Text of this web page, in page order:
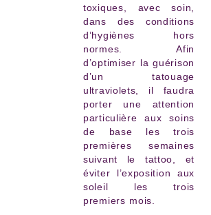
toxiques, avec soin,
dans des conditions
d’hygiènes hors
normes. Afin
d’optimiser la guérison
d’un tatouage
ultraviolets, il faudra
porter une attention
particulière aux soins
de base les trois
premières semaines
suivant le tattoo, et
éviter l’exposition aux
soleil les trois
premiers mois.